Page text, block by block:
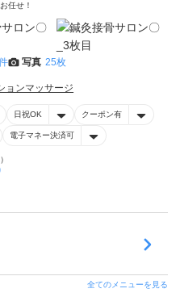
任せ！
写真 25枚
ョンマッサージ
日祝OK クーポン有
電子マネー決済可
全てのメニューを見る